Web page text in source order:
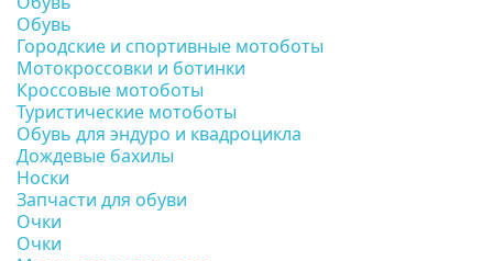
Обувь
Городские и спортивные мотоботы
Мотокроссовки и ботинки
Кроссовые мотоботы
Туристические мотоботы
Обувь для эндуро и квадроцикла
Дождевые бахилы
Носки
Запчасти для обуви
Очки
Очки